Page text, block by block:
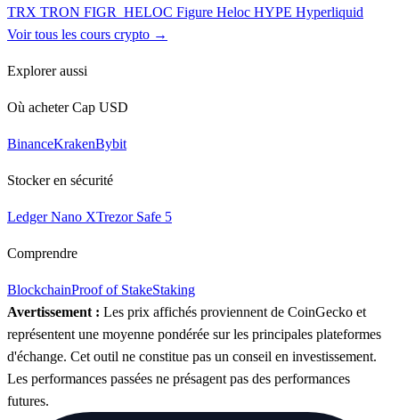
TRX TRON FIGR_HELOC Figure Heloc HYPE Hyperliquid
Voir tous les cours crypto →
Explorer aussi
Où acheter Cap USD
BinanceKrakenBybit
Stocker en sécurité
Ledger Nano XTrezor Safe 5
Comprendre
BlockchainProof of StakeStaking
Avertissement : Les prix affichés proviennent de CoinGecko et
représentent une moyenne pondérée sur les principales plateformes
d'échange. Cet outil ne constitue pas un conseil en investissement.
Les performances passées ne présagent pas des performances
futures.